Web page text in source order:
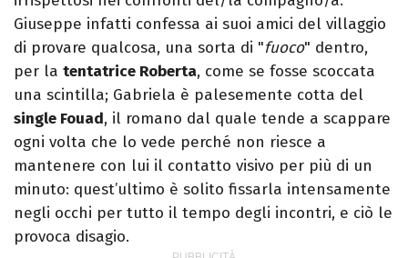
Giuseppe infatti confessa ai suoi amici del villaggio
di provare qualcosa, una sorta di "fuoco" dentro,
per la tentatrice Roberta, come se fosse scoccata
una scintilla; Gabriela è palesemente cotta del
single Fouad, il romano dal quale tende a scappare
ogni volta che lo vede perché non riesce a
mantenere con lui il contatto visivo per più di un
minuto: quest’ultimo è solito fissarla intensamente
negli occhi per tutto il tempo degli incontri, e ciò le
provoca disagio.